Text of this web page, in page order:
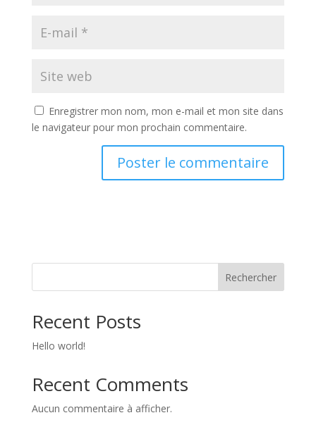
Enregistrer mon nom, mon e-mail et mon site dans
le navigateur pour mon prochain commentaire.
Rechercher
Recent Posts
Hello world!
Recent Comments
Aucun commentaire à afficher.